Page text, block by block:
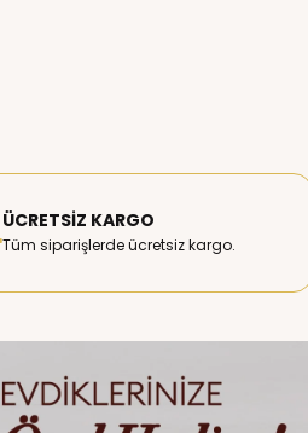
ÜCRETSIZ KARGO
Tüm siparişlerde ücretsiz kargo.